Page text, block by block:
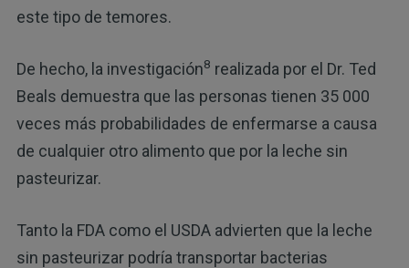
este tipo de temores.
De hecho, la investigación8 realizada por el Dr. Ted
Beals demuestra que las personas tienen 35 000
veces más probabilidades de enfermarse a causa
de cualquier otro alimento que por la leche sin
pasteurizar.
Tanto la FDA como el USDA advierten que la leche
sin pasteurizar podría transportar bacterias